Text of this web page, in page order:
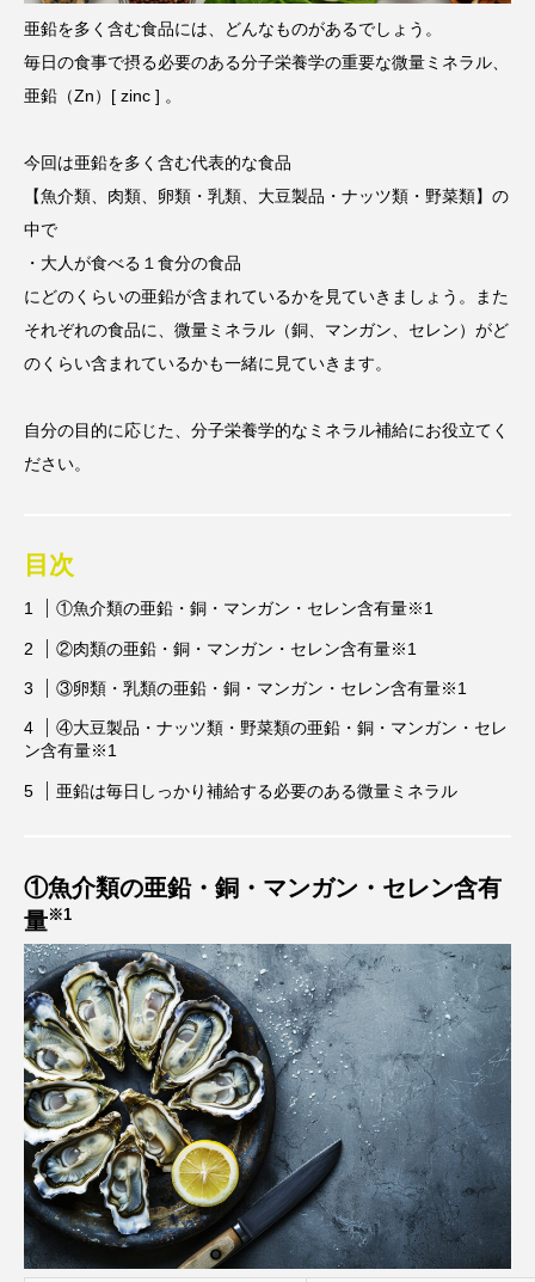
TAG LIST
CoQ10 DHA
αリポ酸 オメガ3・EPA
クロム グルタミン
パントテン酸 ビタミン ビタミンA
ビタミンB ビタミンB6 ビタミンB群
ビタミンC
プロバイオティクス
マンガン
微量ミネラル 糖質 糖質・血糖値
鉄、 銅 食物繊維
亜鉛を多く含む食品には、どんなものがあるでしょう。
毎日の食事で摂る必要のある分子栄養学の重要な微量ミネラル、
亜鉛（Zn）[ zinc ] 。
今回は亜鉛を多く含む代表的な食品
【魚介類、肉類、卵類・乳類、大豆製品・ナッツ類・野菜類】の
中で
・大人が食べる１食分の食品
にどのくらいの亜鉛が含まれているかを見ていきましょう。また
それぞれの食品に、微量ミネラル（銅、マンガン、セレン）がど
のくらい含まれているかも一緒に見ていきます。
自分の目的に応じた、分子栄養学的なミネラル補給にお役立てく
ださい。
目次
①魚介類の亜鉛・銅・マンガン・セレン含有量※1
②肉類の亜鉛・銅・マンガン・セレン含有量※1
③卵類・乳類の亜鉛・銅・マンガン・セレン含有量※1
④大豆製品・ナッツ類・野菜類の亜鉛・銅・マンガン・セレ
ン含有量※1
亜鉛は毎日しっかり補給する必要のある微量ミネラル
①魚介類の亜鉛・銅・マンガン・セレン含有
量※1